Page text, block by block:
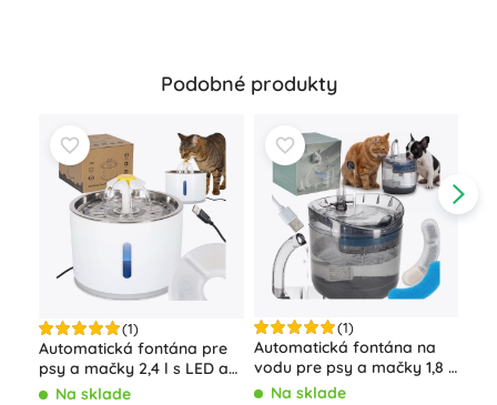
Podobné produkty
(1)
Automatická fontána pre
psy a mačky 2,4 l s LED a
uhlíkovým filtrom
Na sklade
(1)
Automatická fontána na
vodu pre psy a mačky 1,8 l
s filtrom a USB čerpadlom
Na sklade